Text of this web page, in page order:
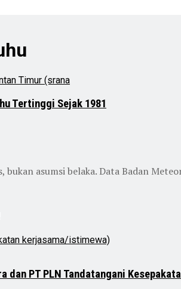
Tertinggi Sejak 1981
bukan asumsi belaka. Data Badan
dan PT PLN Tandatangani